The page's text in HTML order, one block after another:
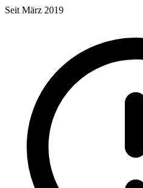
Seit März 2019